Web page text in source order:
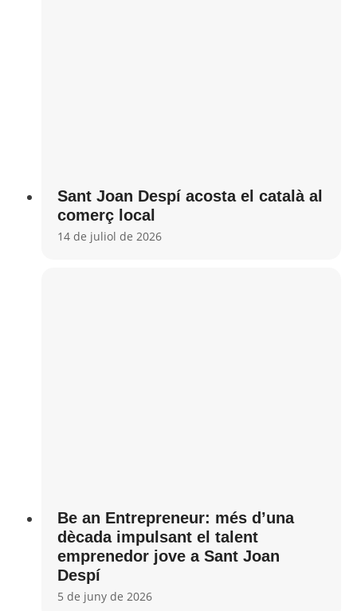
Sant Joan Despí acosta el català al
comerç local
14 de juliol de 2026
Be an Entrepreneur: més d’una
dècada impulsant el talent
emprenedor jove a Sant Joan
Despí
5 de juny de 2026